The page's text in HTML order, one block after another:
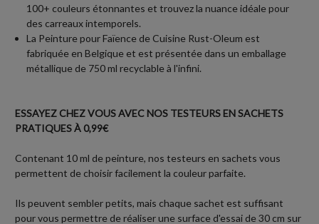
100+ couleurs étonnantes et trouvez la nuance idéale pour
des carreaux intemporels.
La Peinture pour Faïence de Cuisine Rust-Oleum est
fabriquée en Belgique et est présentée dans un emballage
métallique de 750 ml recyclable à l'infini.
ESSAYEZ CHEZ VOUS AVEC NOS TESTEURS EN SACHETS
PRATIQUES À 0,99€
Contenant 10 ml de peinture, nos testeurs en sachets vous
permettent de choisir facilement la couleur parfaite.
Ils peuvent sembler petits, mais chaque sachet est suffisant
pour vous permettre de réaliser une surface d'essai de 30 cm sur